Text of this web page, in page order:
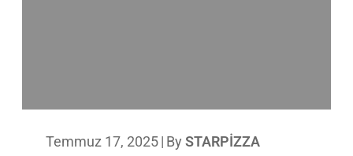
Temmuz 17, 2025| By STARPIZZA